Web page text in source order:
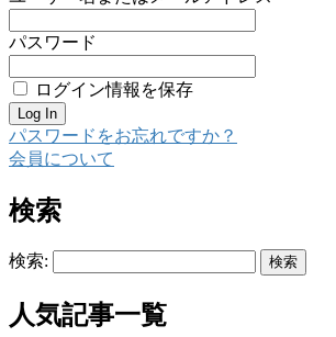
パスワード
ログイン情報を保存
パスワードをお忘れですか？
会員について
検索
検索:
人気記事一覧